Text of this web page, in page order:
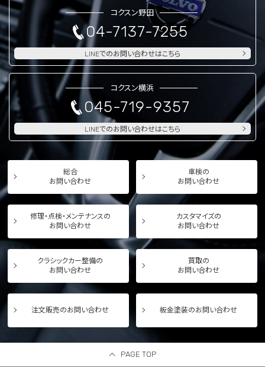
コクスン野田
04-7137-7255
LINEでのお問い合わせはこちら
コクスン横浜
045-719-9357
LINEでのお問い合わせはこちら
総合
お問い合わせ
車検の
お問い合わせ
修理・点検・メンテナンスの
お問い合わせ
カスタマイズの
お問い合わせ
クラシックカー整備の
お問い合わせ
買取の
お問い合わせ
注文販売のお問い合わせ 板金塗装のお問い合わせ
PAGE TOP